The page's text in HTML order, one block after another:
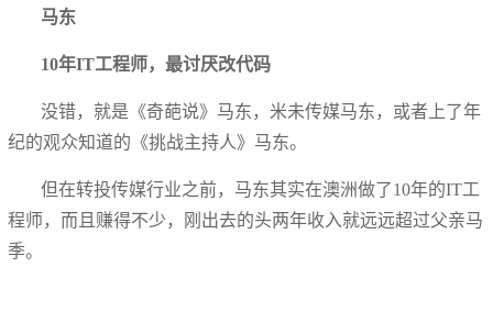
马东
10年IT工程师，最讨厌改代码
没错，就是《奇葩说》马东，米未传媒马东，或者上了年
纪的观众知道的《挑战主持人》马东。
但在转投传媒行业之前，马东其实在澳洲做了10年的IT工
程师，而且赚得不少，刚出去的头两年收入就远远超过父亲马
季。